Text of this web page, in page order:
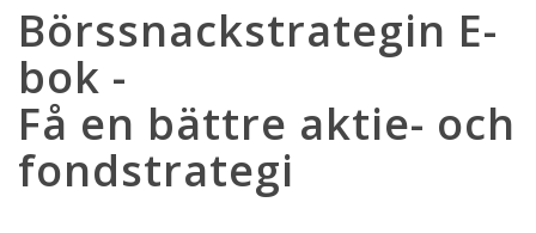
Börssnackstrategin E-
bok -
Få en bättre aktie- och
fondstrategi